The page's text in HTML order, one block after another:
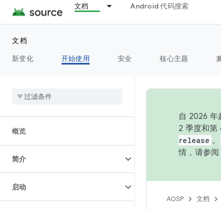
文档 Android 代码搜索
文档
新变化
开始使用 安全 核心主题
概览
简介
启动
自 2026 年
2 季度和第
release 。
情，请参阅
AOSP 文档